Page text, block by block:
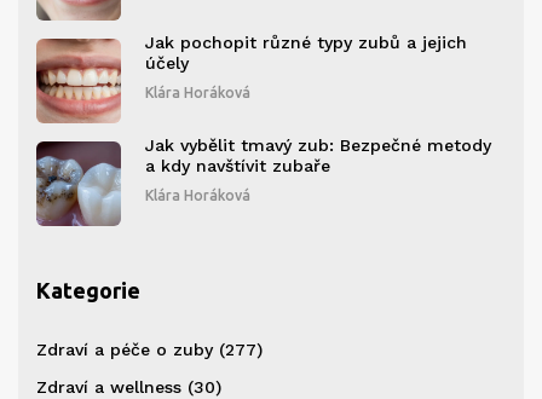
Jak pochopit různé typy zubů a jejich
účely
Klára Horáková
Jak vybělit tmavý zub: Bezpečné metody
a kdy navštívit zubaře
Klára Horáková
Kategorie
Zdraví a péče o zuby (277)
Zdraví a wellness (30)